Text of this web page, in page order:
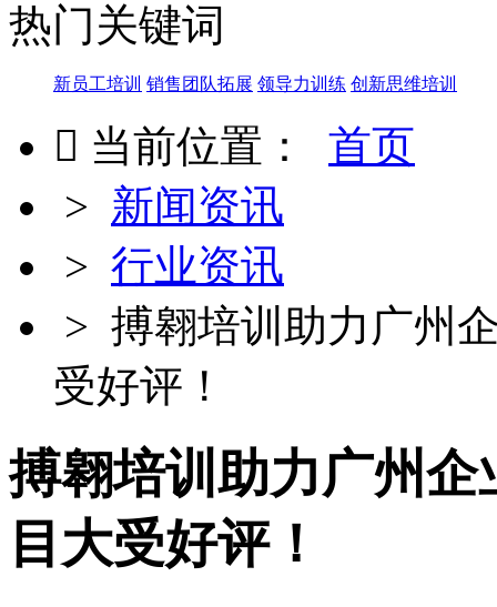
热门关键词
新员工培训 销售团队拓展 领导力训练 创新思维培训
 当前位置： 首页
> 新闻资讯
> 行业资讯
> 搏翱培训助力广州
受好评！
搏翱培训助力广州
目大受好评！